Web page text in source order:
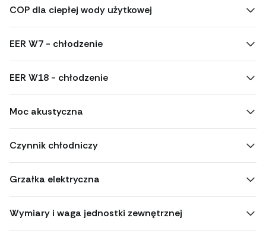
COP dla ciepłej wody użytkowej
EER W7 - chłodzenie
EER W18 - chłodzenie
Moc akustyczna
Czynnik chłodniczy
Grzałka elektryczna
Wymiary i waga jednostki zewnętrznej